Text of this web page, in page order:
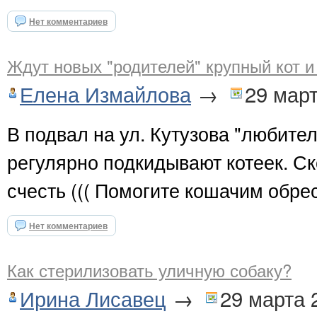
Нет комментариев
Ждут новых "родителей" крупный кот
Елена Измайлова → 29
В подвал на ул. Кутузова
регулярно подкидывают котеек.
счесть ((( Помогите кошачим
Нет комментариев
Как стерилизовать уличную собаку?
Ирина Лисавец → 29 марта